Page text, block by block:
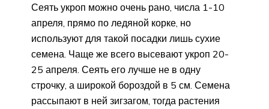
Сеять укроп можно очень рано, числа 1-10
апреля, прямо по ледяной корке, но
используют для такой посадки лишь сухие
семена. Чаще же всего высевают укроп 20-
25 апреля. Сеять его лучше не в одну
строчку, а широкой бороздой в 5 см. Семена
рассыпают в ней зигзагом, тогда растения